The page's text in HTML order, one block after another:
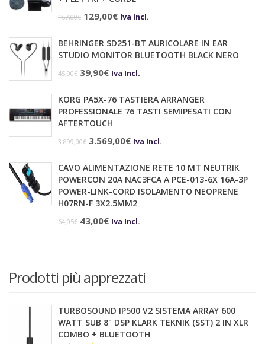
150,80€.116,00€.
167,00€ Il
originale
129,00€Il
attuale
Iva Incl.
BEHRINGER SD251-BT AURICOLARE IN EAR
STUDIO MONITOR BLUETOOTH BLACK NERO
45,90€ Il
originale
era:
45,90€.
39,90€Il
attuale
è:
39,90€.
Iva Incl.
KORG PA5X-76 TASTIERA ARRANGER
PROFESSIONALE 76 TASTI SEMIPESATI CON
AFTERTOUCH
3.899,00€ Il
originale
era:
3.899,00€.
3.569,00€Il
attuale
è:
3.569,00€.
Iva Incl.
CAVO ALIMENTAZIONE RETE 10 MT NEUTRIK
POWERCON 20A NAC3FCA A PCE-013-6X 16A-3P
POWER-LINK-CORD ISOLAMENTO NEOPRENE
H07RN-F 3X2.5MM2
64,05€ Il
64,05€.
43,00€Il
43,00€.
Iva Incl.
Prodotti più apprezzati
TURBOSOUND IP500 V2 SISTEMA ARRAY 600
WATT SUB 8" DSP KLARK TEKNIK (SST) 2 IN XLR
COMBO + BLUETOOTH